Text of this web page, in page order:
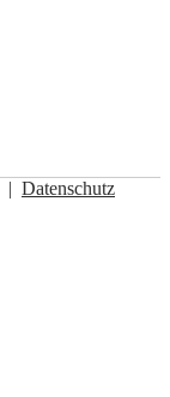
| Datenschutz